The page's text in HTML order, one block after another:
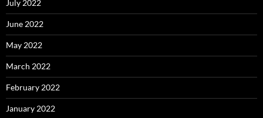
July 2022
June 2022
May 2022
March 2022
February 2022
January 2022